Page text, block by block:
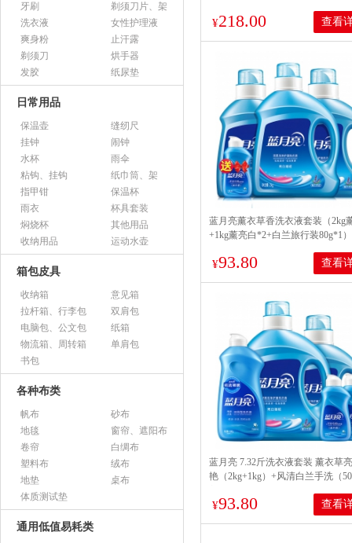
牙刷
剃须刀片、架
洗衣液
女性护理液
爽身粉
止汗露
剃须刀
烘手器
发胶
纸尿垫
日常用品
保温壶
缝纫尺
挂钟
闹钟
水杯
雨伞
粘钩、挂钩
纸巾筒、架
指甲钳
保温杯
雨衣
杯具套装
焖烧杯
其他用品
收纳用品
运动水壶
箱包皮具
收纳箱
意见箱
拉杆箱、行李包
双肩包
电脑包、公文包
纸箱
物流箱、周转箱
单肩包
书包
各种布类
帆布
砂布
地毯
窗帘、遮阳布
卷帘
白绸布
塑料布
绒布
地垫
桌布
体质测试垫
通用低值易耗类
¥218.00 查看
蓝月亮薰衣草香洗衣液套装（2kg
+1kg薰亮白*2+白兰旅行装80g*1）
¥93.80 查看
蓝月亮 7.32斤洗衣液套装 薰衣草
艳（2kg+1kg）+风清白兰手洗（
¥93.80 查看